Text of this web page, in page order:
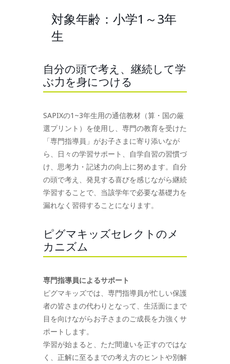
対象年齢：小学1～3年
生
自分の頭で考え、継続して学
ぶ力を身につける
SAPIXの1~3年生用の通信教材（算・国の厳
選プリント）を使用し、専門の教育を受けた
「専門指導員」がお子さまに寄り添いなが
ら、日々の学習サポート、自学自習の習慣づ
け、思考力・記述力の向上に努めます。自分
の頭で考え、発見する喜びを感じながら継続
学習することで、当該学年で必要な基礎力を
漏れなく習得することになります。
ピグマキッズセレクトのメ
カニズム
専門指導員によるサポート
ピグマキッズでは、専門指導員が忙しい保護
者の皆さまの代わりとなって、生活面にまで
目を向けながらお子さまのご成長を力強くサ
ポートします。
学習が始まると、ただ間違いを正すのではな
く、正解に至るまでの考え方のヒントや別解